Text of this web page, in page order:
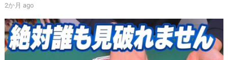
2か月 ago